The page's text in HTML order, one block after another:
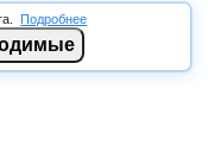
Подробнее